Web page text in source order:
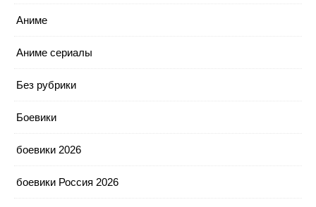
Аниме
Аниме сериалы
Без рубрики
Боевики
боевики 2026
боевики Россия 2026